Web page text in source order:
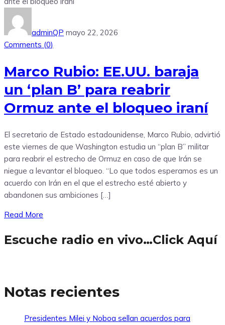
adminQP mayo 22, 2026
Comments (0)
Marco Rubio: EE.UU. baraja
un ‘plan B’ para reabrir
Ormuz ante el bloqueo iraní
El secretario de Estado estadounidense, Marco Rubio, advirtió
este viernes de que Washington estudia un “plan B” militar
para reabrir el estrecho de Ormuz en caso de que Irán se
niegue a levantar el bloqueo. “Lo que todos esperamos es un
acuerdo con Irán en el que el estrecho esté abierto y
abandonen sus ambiciones […]
Read More
Escuche radio en vivo…Click Aquí
Notas recientes
Presidentes Milei y Noboa sellan acuerdos para